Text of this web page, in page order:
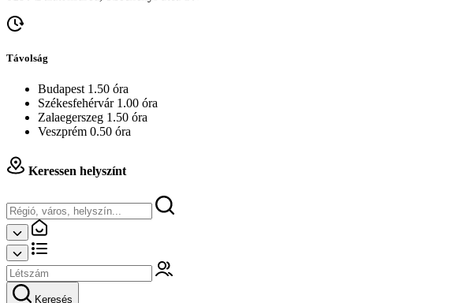
Távolság
Budapest 1.50 óra
Székesfehérvár 1.00 óra
Zalaegerszeg 1.50 óra
Veszprém 0.50 óra
Keressen helyszínt
Keresés